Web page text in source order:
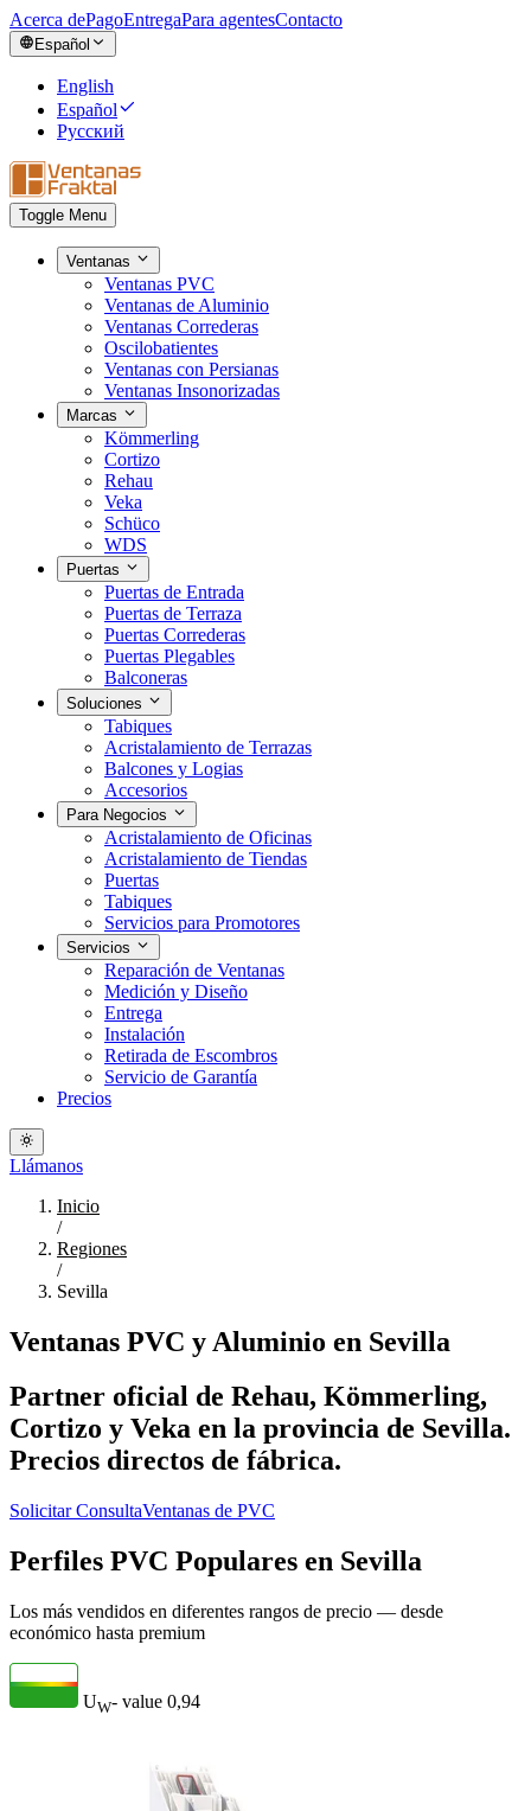
Acerca dePagoEntregaPara agentesContacto
Español
English
Español
Русский
Toggle Menu
Ventanas
Ventanas PVC
Ventanas de Aluminio
Ventanas Correderas
Oscilobatientes
Ventanas con Persianas
Ventanas Insonorizadas
Marcas
Kömmerling
Cortizo
Rehau
Veka
Schüco
WDS
Puertas
Puertas de Entrada
Puertas de Terraza
Puertas Correderas
Puertas Plegables
Balconeras
Soluciones
Tabiques
Acristalamiento de Terrazas
Balcones y Logias
Accesorios
Para Negocios
Acristalamiento de Oficinas
Acristalamiento de Tiendas
Puertas
Tabiques
Servicios para Promotores
Servicios
Reparación de Ventanas
Medición y Diseño
Entrega
Instalación
Retirada de Escombros
Servicio de Garantía
Precios
Llámanos
Inicio
/
Regiones
/
Sevilla
Ventanas PVC y Aluminio en Sevilla
Partner oficial de Rehau, Kömmerling,
Cortizo y Veka en la provincia de Sevilla.
Precios directos de fábrica.
Solicitar ConsultaVentanas de PVC
Perfiles PVC Populares en Sevilla
Los más vendidos en diferentes rangos de precio — desde
económico hasta premium
UW- value 0,94